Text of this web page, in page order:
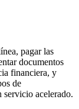
pagar las
documentos
financiera, y
de
servicio acelerado.